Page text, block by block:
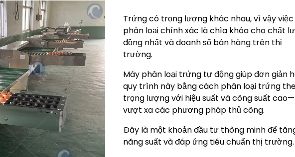
Trứng có trọng lượng khác nhau, vì vậy việc
phân loại chính xác là chìa khóa cho chất
đồng nhất và doanh số bán hàng trên thị
trường.
Máy phân loại trứng tự động giúp đơn giản
quy trình này bằng cách phân loại trứng
trọng lượng với hiệu suất và công suất cao—
vượt xa các phương pháp thủ công.
Đây là một khoản đầu tư thông minh để
năng suất và đáp ứng tiêu chuẩn thị trường.